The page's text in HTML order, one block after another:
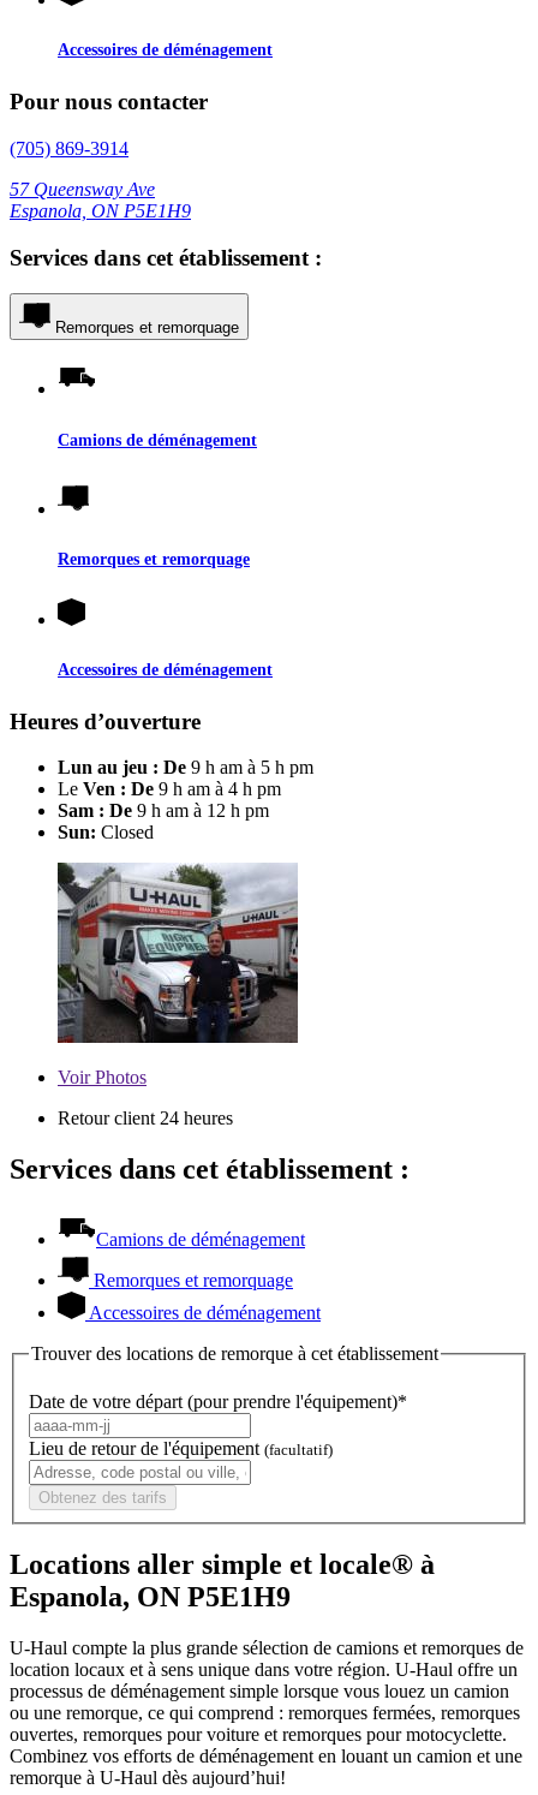
Accessoires de déménagement
Pour nous contacter
(705) 869-3914
57 Queensway Ave
Espanola, ON P5E1H9
Services dans cet établissement :
Remorques et remorquage
Camions de déménagement
Remorques et remorquage
Accessoires de déménagement
Heures d’ouverture
Lun au jeu : De 9 h am à 5 h pm
Le Ven : De 9 h am à 4 h pm
Sam : De 9 h am à 12 h pm
Sun: Closed
VoirPhotos
Retour client 24 heures
Services dans cet établissement :
Camions de déménagement
Remorques et remorquage
Accessoires de déménagement
Trouver des locations de remorque à cet établissement
Date de votre départ (pour prendre l'équipement)*
Lieu de retour de l'équipement (facultatif)
Obtenez des tarifs
Locations aller simple et locale® à
Espanola, ON P5E1H9
U-Haul compte la plus grande sélection de camions et remorques de
location locaux et à sens unique dans votre région. U-Haul offre un
processus de déménagement simple lorsque vous louez un camion
ou une remorque, ce qui comprend : remorques fermées, remorques
ouvertes, remorques pour voiture et remorques pour motocyclette.
Combinez vos efforts de déménagement en louant un camion et une
remorque à U-Haul dès aujourd’hui!